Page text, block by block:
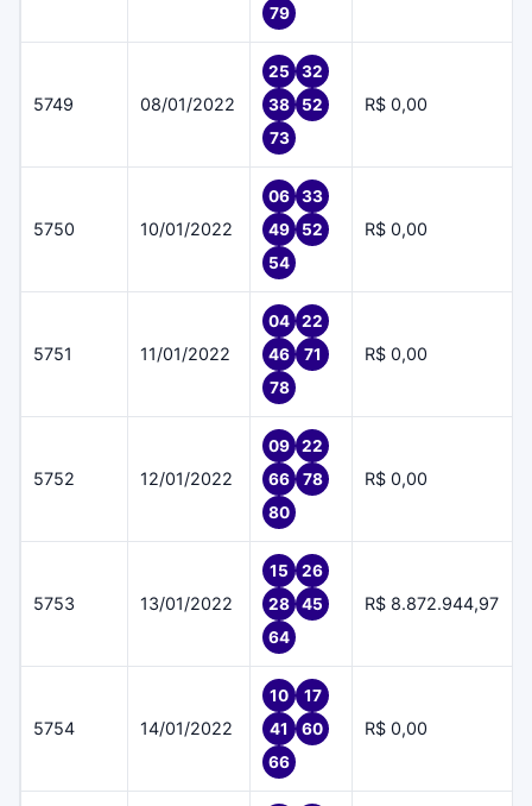
79
5749 08/01/2022
25
32
38
52
73
R$ 0,00
5750 10/01/2022
06
33
49
52
54
R$ 0,00
5751 11/01/2022
04
22
46
71
78
R$ 0,00
5752 12/01/2022
09
22
66
78
80
R$ 0,00
5753 13/01/2022
15
26
28
45
64
R$ 8.872.944,97
5754 14/01/2022
10
17
41
60
66
R$ 0,00